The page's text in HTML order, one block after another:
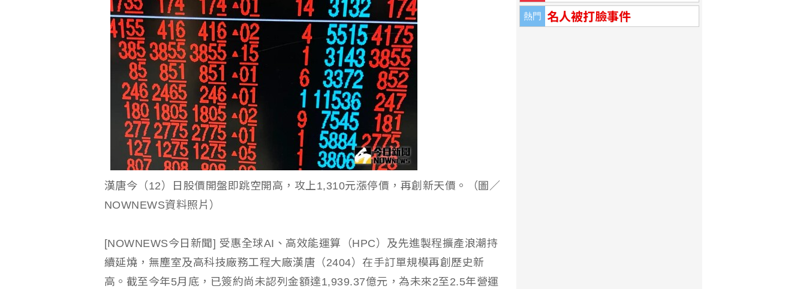
熱門 名人被打臉事件
漢唐今（12）日股價開盤即跳空開高，攻上1,310元漲停價，再創新天價。（圖／
NOWNEWS資料照片）
[NOWNEWS今日新聞] 受惠全球AI、高效能運算（HPC）及先進製程擴產浪潮持
續延燒，無塵室及高科技廠務工程大廠漢唐（2404）在手訂單規模再創歷史新
高。截至今年5月底，已簽約尚未認列金額達1,939.37億元，為未來2至2.5年營運